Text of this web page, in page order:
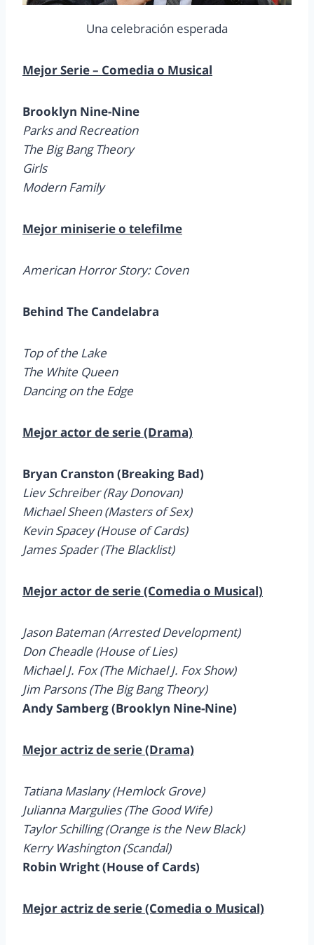
Una celebración esperada
Mejor Serie – Comedia o Musical
Brooklyn Nine-Nine
Parks and Recreation
The Big Bang Theory
Girls
Modern Family
Mejor miniserie o telefilme
American Horror Story: Coven
Behind The Candelabra
Top of the Lake
The White Queen
Dancing on the Edge
Mejor actor de serie (Drama)
Bryan Cranston (Breaking Bad)
Liev Schreiber (Ray Donovan)
Michael Sheen (Masters of Sex)
Kevin Spacey (House of Cards)
James Spader (The Blacklist)
Mejor actor de serie (Comedia o Musical)
Jason Bateman (Arrested Development)
Don Cheadle (House of Lies)
Michael J. Fox (The Michael J. Fox Show)
Jim Parsons (The Big Bang Theory)
Andy Samberg (Brooklyn Nine-Nine)
Mejor actriz de serie (Drama)
Tatiana Maslany (Hemlock Grove)
Julianna Margulies (The Good Wife)
Taylor Schilling (Orange is the New Black)
Kerry Washington (Scandal)
Robin Wright (House of Cards)
Mejor actriz de serie (Comedia o Musical)